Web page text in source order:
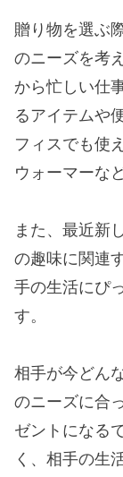
贈り物を選ぶ
のニーズを考
から忙しい仕
るアイテムや
フィスでも使
ウォーマーな
また、最近新
の趣味に関連
手の生活にぴ
す。
相手が今どん
のニーズに合
ゼントになる
く、相手の生